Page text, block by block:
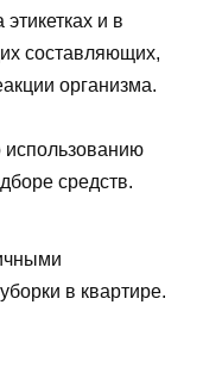
и в
составляющих,
организма.
средств.
в квартире.